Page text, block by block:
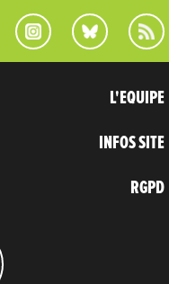
L'EQUIPE
INFOS SITE
RGPD